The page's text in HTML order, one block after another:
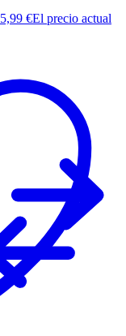
5,99 €El precio actual